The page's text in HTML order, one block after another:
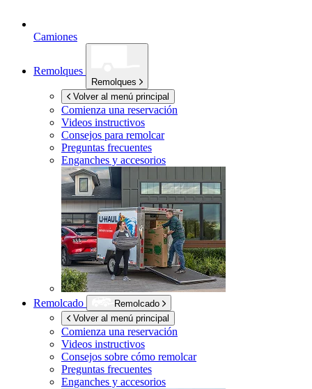
Camiones
Remolques
Remolques
Volver al menú principal
Comienza una reservación
Videos instructivos
Consejos para remolcar
Preguntas frecuentes
Enganches y accesorios
Remolcado
Remolcado
Volver al menú principal
Comienza una reservación
Videos instructivos
Consejos sobre cómo remolcar
Preguntas frecuentes
Enganches y accesorios